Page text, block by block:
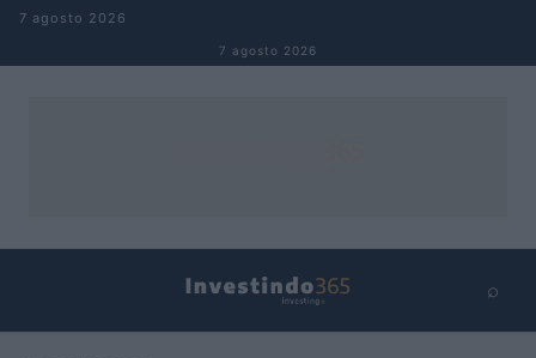
Pular para o conteúdo
7 agosto 2026
7 agosto 2026
⌕